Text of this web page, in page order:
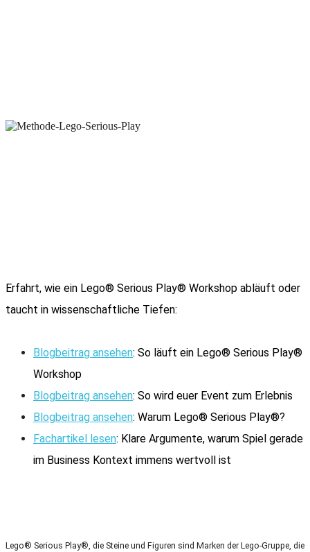
Erfahrt, wie ein Lego® Serious Play® Workshop abläuft oder
taucht in wissenschaftliche Tiefen:
Blogbeitrag ansehen: So läuft ein Lego® Serious Play®
Workshop
Blogbeitrag ansehen: So wird euer Event zum Erlebnis
Blogbeitrag ansehen: Warum Lego® Serious Play®?
Fachartikel lesen: Klare Argumente, warum Spiel gerade
im Business Kontext immens wertvoll ist
Lego® Serious Play®, die Steine und Figuren sind Marken der Lego-Gruppe, die